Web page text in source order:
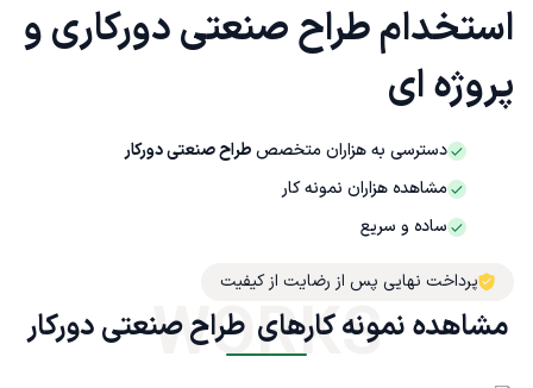
استخدام طراح صنعتی دورکاری و
پروژه ای
دسترسی به هزاران متخصصطراح صنعتی دورکار
مشاهده هزاران نمونه کار
ساده و سریع
پرداخت نهایی پس از رضایت از کیفیت
مشاهده نمونه کارهای  طراح صنعتی دورکار
WORKS